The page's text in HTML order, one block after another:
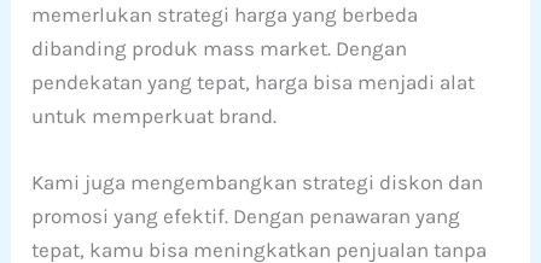
memerlukan strategi harga yang berbeda
dibanding produk mass market. Dengan
pendekatan yang tepat, harga bisa menjadi alat
untuk memperkuat brand.
Kami juga mengembangkan strategi diskon dan
promosi yang efektif. Dengan penawaran yang
tepat, kamu bisa meningkatkan penjualan tanpa